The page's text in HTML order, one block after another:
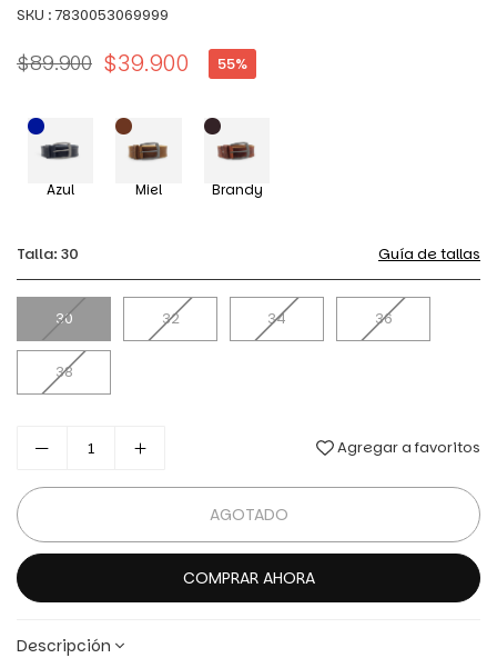
SKU :7830053069999
Precio
$89.900 $39.900 55%
Azul Miel Brandy
Talla: 30 Guía de tallas
30 32 34 36
38
Agregar a favoritos
AGOTADO
COMPRAR AHORA
Descripción